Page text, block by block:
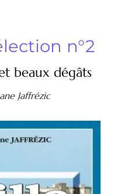
n°2
beaux dégâts
Jaffrézic